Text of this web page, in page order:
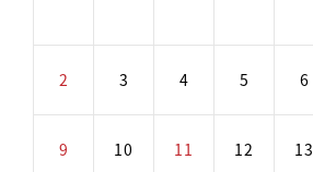
2 3 4 5 6
9 10 11 12 13